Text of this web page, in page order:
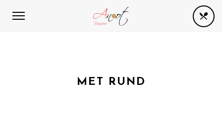
MET RUND